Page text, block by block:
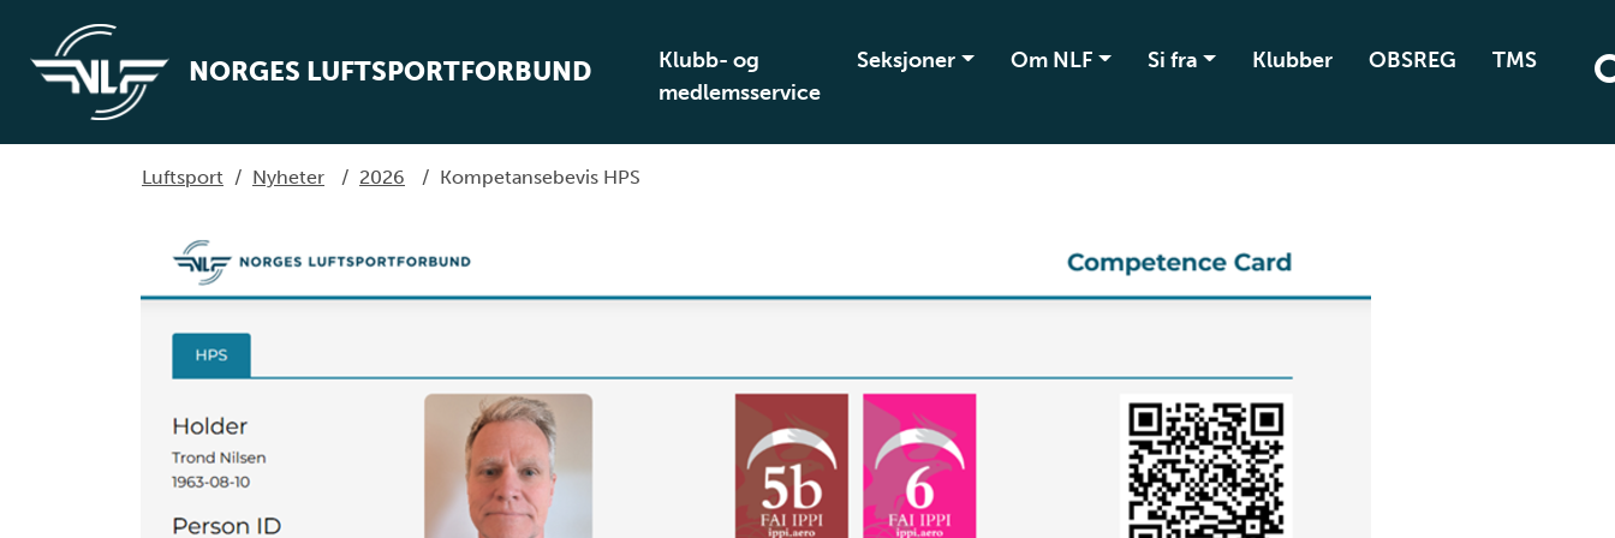
NORGES LUFTSPORTFORBUND
Klubb- og
medlemsservice
Seksjoner Om NLF Si fra Klubber OBSREG TMS
Luftsport / Nyheter / 2026 / Kompetansebevis HPS